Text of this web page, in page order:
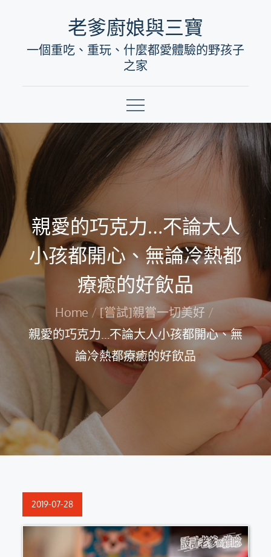
content
老爹廚娘與三寶
一個重吃、重玩、什麼都愛體驗的野孩子
之家
親愛的巧克力…不論大人
小孩都開心、無論冷熱都
療癒的好飲品
Home
[嘗試]親嘗一切美好
親愛的巧克力…不論大人小孩都開心、無
論冷熱都療癒的好飲品
Posted
on
2019-07-28